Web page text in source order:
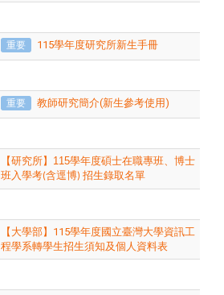
重要 115學年度研究所新生手冊
重要 教師研究簡介(新生參考使用)
【研究所】 115學年度碩士在職專班、博士
班入學考(含逕博) 招生錄取名單
【大學部】115學年度國立臺灣大學資訊工
程學系轉學生招生須知及個人資料表